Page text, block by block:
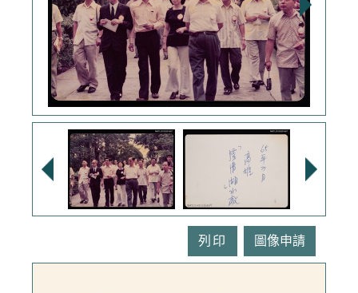
列印